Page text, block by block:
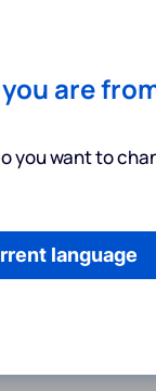
are
you want to
language